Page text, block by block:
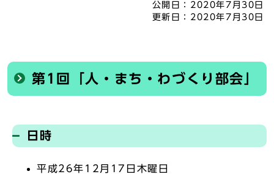
公開日： 2020年7月30日
更新日： 2020年7月30日
第1回「人・まち・わづくり部会」
日時
平成26年12月17日木曜日